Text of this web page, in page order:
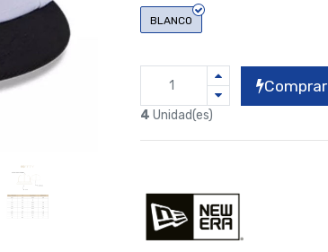
BLANCO
4 Unidad(es)